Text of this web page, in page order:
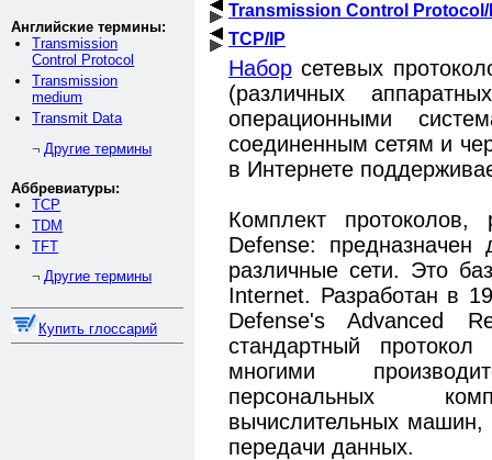
Английские термины:
Transmission
Control Protocol
Transmission
medium
Transmit Data
¬ Другие термины
Аббревиатуры:
TCP
TDM
TFT
¬ Другие термины
Купить глоссарий
Transmission Control
TCP/IP
Набор сетевых
(различных
операционными
соединенным сетям и
в Интернете
Комплект протоколов,
Defense: предназначен
различные сети. Это
Internet. Разработан в
Defense's Advanced
стандартный
многими
персональных
вычислительных машин,
передачи данных.